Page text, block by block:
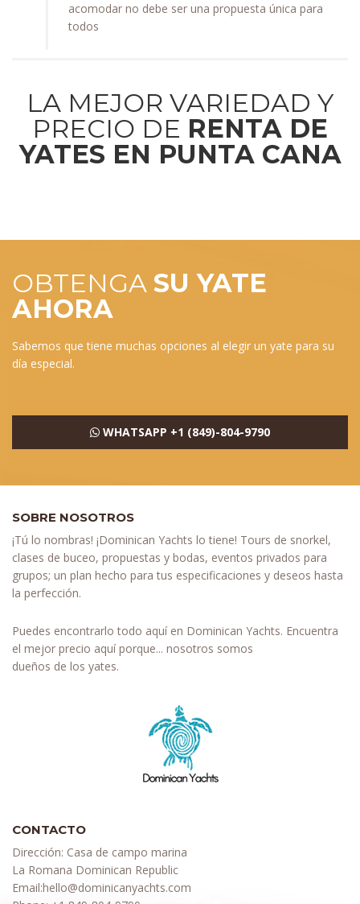
acomodar no debe ser una propuesta única para
todos
LA MEJOR VARIEDAD Y
PRECIO DE RENTA DE
YATES EN PUNTA CANA
OBTENGA SU YATE
AHORA
Sabemos que tiene muchas opciones al elegir un yate para su
día especial.
WHATSAPP +1 (849)-804-9790
SOBRE NOSOTROS
¡Tú lo nombras! ¡Dominican Yachts lo tiene! Tours de snorkel,
clases de buceo, propuestas y bodas, eventos privados para
grupos; un plan hecho para tus especificaciones y deseos hasta
la perfección.
Puedes encontrarlo todo aquí en Dominican Yachts. Encuentra
el mejor precio aquí porque... nosotros somos
dueños de los yates.
CONTACTO
Dirección: Casa de campo marina
La Romana Dominican Republic
Email:hello@dominicanyachts.com